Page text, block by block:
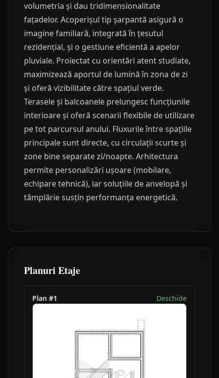
volumetria și dau tridimensionalitate
fațadelor. Acoperișul tip șarpantă asigură o
imagine familiară, integrată în țesutul
rezidențial, și o gestiune eficientă a apelor
pluviale. Proiectat cu orientări atent studiate,
maximizează aportul de lumină în zona de zi
și oferă vizibilitate către spațiul verde.
Terasele și balcoanele prelungesc funcțiunile
interioare și oferă scenarii flexibile de utilizare
pe tot parcursul anului. Fluxurile între spațiile
principale sunt directe, cu circulații scurte și
zone bine separate zi/noapte. Arhitectura
permite personalizări ușoare (mobilare,
echipare tehnică), iar soluțiile de anvelopă și
tâmplărie susțin performanța energetică.
Planuri Etaje
Plan #1 Deschide